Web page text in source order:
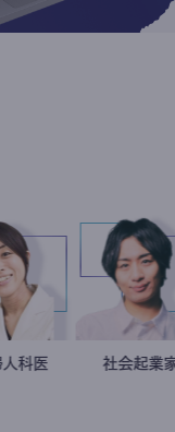
稲葉可奈子
産婦人科医 社